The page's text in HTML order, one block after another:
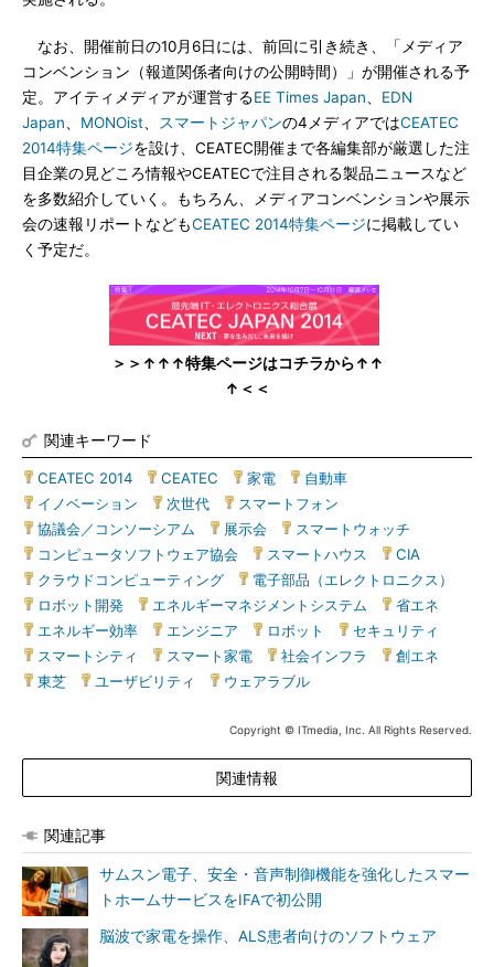
なお、開催前日の10月6日には、前回に引き続き、「メディア
コンベンション（報道関係者向けの公開時間）」が開催される予
定。アイティメディアが運営するEE Times Japan
EDN
Japan
MONOist スマートジャパンの4メディアではCEATEC
2014特集ページを設け、CEATEC開催まで各編集部が厳選した注
目企業の見どころ情報やCEATECで注目される製品ニュースなど
を多数紹介していく。もちろん、メディアコンベンションや展示
会の速報リポートなどもCEATEC 2014特集ページに掲載してい
く予定だ。
＞＞↑↑↑特集ページはコチラから↑↑
↑＜＜
関連キーワード
CEATEC 2014 CEATEC 家電 自動車
イノベーション
次世代 スマートフォン
協議会／コンソーシアム
展示会 スマートウォッチ
コンピュータソフトウェア協会
スマートハウス CIA
クラウドコンピューティング
電子部品（エレクトロニクス）
ロボット開発
エネルギーマネジメントシステム 省エネ
エネルギー効率
エンジニア ロボット セキュリティ
スマートシティ
スマート家電 社会インフラ 創エネ
東芝
ユーザビリティ ウェアラブル
Copyright © ITmedia, Inc. All Rights Reserved.
関連情報
関連記事
サムスン電子、安全・音声制御機能を強化したスマー
トホームサービスをIFAで初公開
脳波で家電を操作、ALS患者向けのソフトウェア